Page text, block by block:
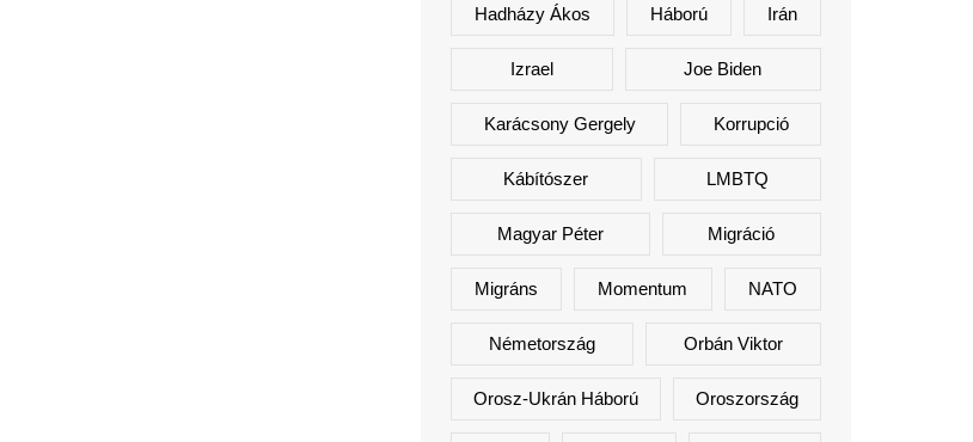
Hadházy Ákos Háború Irán
Izrael Joe Biden
Karácsony Gergely Korrupció
Kábítószer LMBTQ
Magyar Péter Migráció
Migráns Momentum NATO
Németország Orbán Viktor
Orosz-Ukrán Háború Oroszország